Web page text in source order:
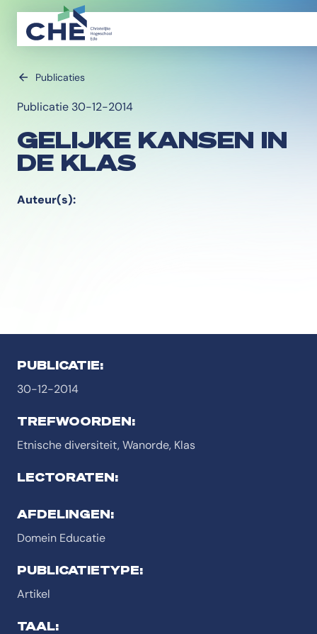
Publicaties
Publicatie 30-12-2014
GELIJKE KANSEN IN
DE KLAS
Auteur(s):
PUBLICATIE:
30-12-2014
TREFWOORDEN:
Etnische diversiteit, Wanorde, Klas
LECTORATEN:
AFDELINGEN:
Domein Educatie
PUBLICATIETYPE:
Artikel
TAAL: